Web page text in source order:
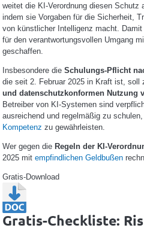
weitet die KI-Verordnung diesen Schutz
indem sie Vorgaben für die Sicherheit,
von künstlicher Intelligenz macht.
für den verantwortungsvollen Umgang
geschaffen.
Insbesondere die Schulungs-Pflicht
die seit 2. Februar 2025 in Kraft ist, soll
und datenschutzkonformen Nutzung
Betreiber von KI-Systemen sind
ausreichend und regelmäßig zu
Kompetenz zu gewährleisten.
Wer gegen die Regeln der KI-
2025 mit empfindlichen Geldbußen
Gratis-Download
Gratis-Checkliste: